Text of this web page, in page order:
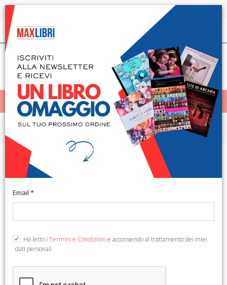
Spedizione in 24h per tutti i libri disponibili
Italiano
< Home
MENÙ
Interpres. Rivista di studi
quattrocenteschi (2005). Vol. 24
Email *
Ho letto i Termini e Condizioni e acconsendo al trattamento dei miei
dati personali